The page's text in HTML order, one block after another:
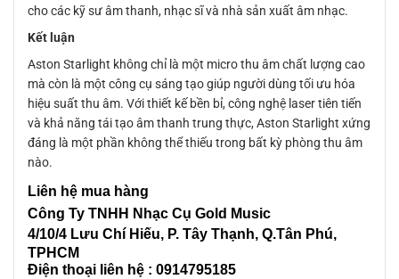
cho các kỹ sư âm thanh, nhạc sĩ và nhà sản xuất âm nhạc.
Kết luận
Aston Starlight không chỉ là một micro thu âm chất lượng cao
mà còn là một công cụ sáng tạo giúp người dùng tối ưu hóa
hiệu suất thu âm. Với thiết kế bền bỉ, công nghệ laser tiên tiến
và khả năng tái tạo âm thanh trung thực, Aston Starlight xứng
đáng là một phần không thể thiếu trong bất kỳ phòng thu âm
nào.
Liên hệ mua hàng
Công Ty TNHH Nhạc Cụ Gold Music
4/10/4 Lưu Chí Hiếu, P. Tây Thạnh, Q.Tân Phú,
TPHCM
Điện thoại liên hệ : 0914795185